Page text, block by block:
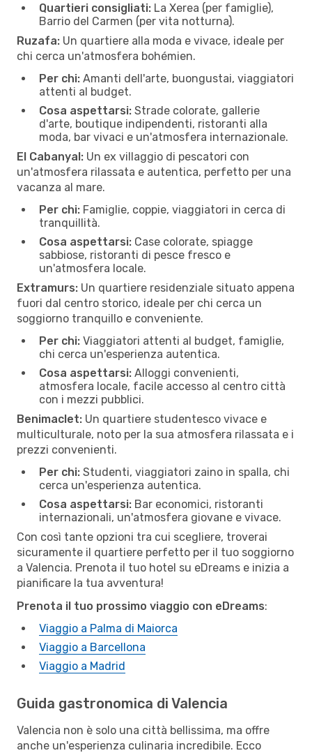
Quartieri consigliati: La Xerea (per famiglie),
Barrio del Carmen (per vita notturna).
Ruzafa: Un quartiere alla moda e vivace, ideale per
chi cerca un'atmosfera bohémien.
Per chi: Amanti dell'arte, buongustai, viaggiatori
attenti al budget.
Cosa aspettarsi: Strade colorate, gallerie
d'arte, boutique indipendenti, ristoranti alla
moda, bar vivaci e un'atmosfera internazionale.
El Cabanyal: Un ex villaggio di pescatori con
un'atmosfera rilassata e autentica, perfetto per una
vacanza al mare.
Per chi: Famiglie, coppie, viaggiatori in cerca di
tranquillità.
Cosa aspettarsi: Case colorate, spiagge
sabbiose, ristoranti di pesce fresco e
un'atmosfera locale.
Extramurs: Un quartiere residenziale situato appena
fuori dal centro storico, ideale per chi cerca un
soggiorno tranquillo e conveniente.
Per chi: Viaggiatori attenti al budget, famiglie,
chi cerca un'esperienza autentica.
Cosa aspettarsi: Alloggi convenienti,
atmosfera locale, facile accesso al centro città
con i mezzi pubblici.
Benimaclet: Un quartiere studentesco vivace e
multiculturale, noto per la sua atmosfera rilassata e i
prezzi convenienti.
Per chi: Studenti, viaggiatori zaino in spalla, chi
cerca un'esperienza autentica.
Cosa aspettarsi: Bar economici, ristoranti
internazionali, un'atmosfera giovane e vivace.
Con così tante opzioni tra cui scegliere, troverai
sicuramente il quartiere perfetto per il tuo soggiorno
a Valencia. Prenota il tuo hotel su eDreams e inizia a
pianificare la tua avventura!
Prenota il tuo prossimo viaggio con eDreams:
Viaggio a Palma di Maiorca
Viaggio a Barcellona
Viaggio a Madrid
Guida gastronomica di Valencia
Valencia non è solo una città bellissima, ma offre
anche un'esperienza culinaria incredibile. Ecco